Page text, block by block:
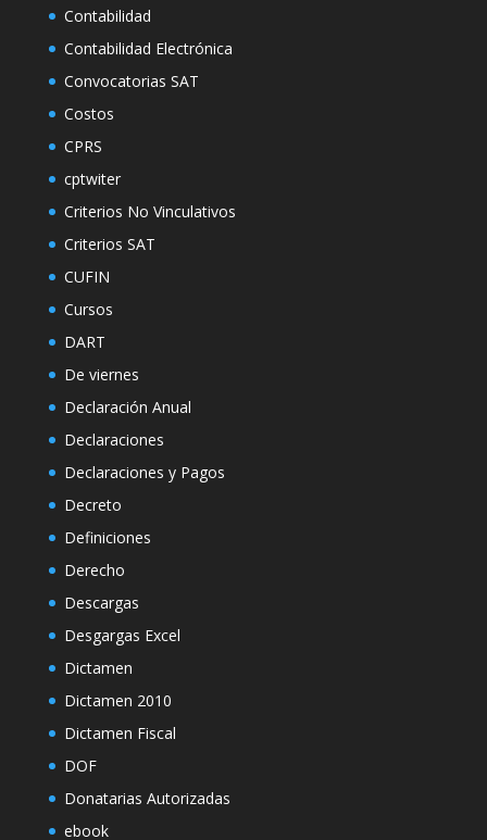
Contabilidad
Contabilidad Electrónica
Convocatorias SAT
Costos
CPRS
cptwiter
Criterios No Vinculativos
Criterios SAT
CUFIN
Cursos
DART
De viernes
Declaración Anual
Declaraciones
Declaraciones y Pagos
Decreto
Definiciones
Derecho
Descargas
Desgargas Excel
Dictamen
Dictamen 2010
Dictamen Fiscal
DOF
Donatarias Autorizadas
ebook